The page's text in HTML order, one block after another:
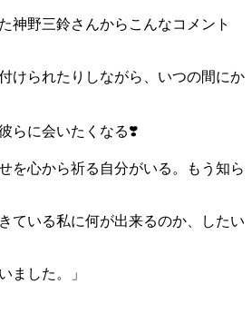
神野三鈴さんからこんなコメント
けられたりしながら、いつの間にか
らに会いたくなる❣️
を心から祈る自分がいる。もう知ら
ている私に何が出来るのか、したい
ました。」